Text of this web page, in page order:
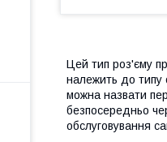
Цей тип роз'єму
належить до типу
можна назвати
безпосередньо
обслуговування